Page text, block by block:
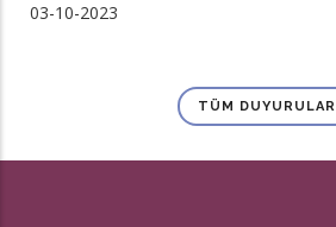
03-10-2023
TÜM DUYURULAR